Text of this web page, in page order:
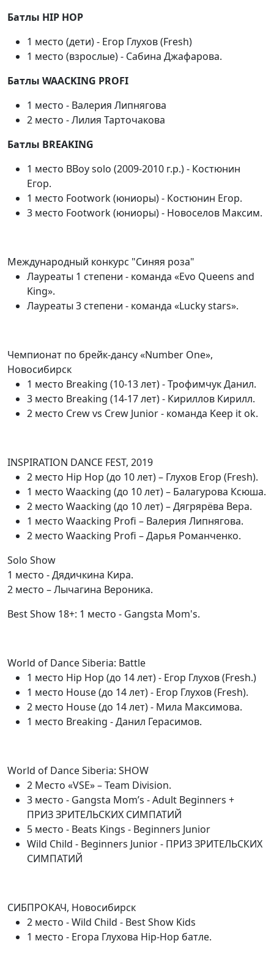
Батлы HIP HOP
1 место (дети) - Егор Глухов (Fresh)
1 место (взрослые) - Сабина Джафарова.
Батлы WAACKING PROFI
1 место - Валерия Липнягова
2 место - Лилия Тарточакова
Батлы BREAKING
1 место BBoy solo (2009-2010 г.р.) - Костюнин
Егор.
1 место Footwork (юниоры) - Костюнин Егор.
3 место Footwork (юниоры) - Новоселов Максим.
Международный конкурс "Синяя роза"
Лауреаты 1 степени - команда «Evo Queens and
King».
Лауреаты 3 степени - команда «Lucky stars».
Чемпионат по брейк-дансу «Number One»,
Новосибирск
1 место Breaking (10-13 лет) - Трофимчук Данил.
3 место Breaking (14-17 лет) - Кириллов Кирилл.
2 место Crew vs Crew Junior - команда Keep it ok.
INSPIRATION DANCE FEST, 2019
2 место Hip Hop (до 10 лет) – Глухов Егор (Fresh).
1 место Waacking (до 10 лет) – Балагурова Ксюша.
2 место Waacking (до 10 лет) – Дягрярёва Вера.
1 место Waacking Profi – Валерия Липнягова.
2 место Waacking Profi – Дарья Романченко.
Solo Show
1 место - Дядичкина Кира.
2 место – Лычагина Вероника.
Best Show 18+: 1 место - Gangsta Mom's.
World of Dance Siberia: Battle
1 место Hip Hop (до 14 лет) - Егор Глухов (Fresh.)⠀
1 место House (до 14 лет) - Егор Глухов (Fresh).⠀
2 место House (до 14 лет) - Мила Максимова.
1 место Breaking - Данил Герасимов.
World of Dance Siberia: SHOW
2 Место «VSE» – Team Division.
3 место - Gangsta Mom’s - Adult Beginners +
ПРИЗ ЗРИТЕЛЬСКИХ СИМПАТИЙ
5 место - Beats Kings - Beginners Junior
Wild Child - Beginners Junior - ПРИЗ ЗРИТЕЛЬСКИХ
СИМПАТИЙ
СИБПРОКАЧ, Новосибирск
2 место - Wild Child - Best Show Kids
1 место - Егора Глухова Hip-Hop батле.